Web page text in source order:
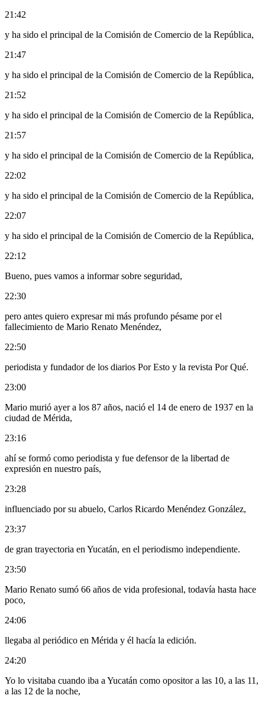
21:42
y ha sido el principal de la Comisión de Comercio de la República,
21:47
y ha sido el principal de la Comisión de Comercio de la República,
21:52
y ha sido el principal de la Comisión de Comercio de la República,
21:57
y ha sido el principal de la Comisión de Comercio de la República,
22:02
y ha sido el principal de la Comisión de Comercio de la República,
22:07
y ha sido el principal de la Comisión de Comercio de la República,
22:12
Bueno, pues vamos a informar sobre seguridad,
22:30
pero antes quiero expresar mi más profundo pésame por el
fallecimiento de Mario Renato Menéndez,
22:50
periodista y fundador de los diarios Por Esto y la revista Por Qué.
23:00
Mario murió ayer a los 87 años, nació el 14 de enero de 1937 en la
ciudad de Mérida,
23:16
ahí se formó como periodista y fue defensor de la libertad de
expresión en nuestro país,
23:28
influenciado por su abuelo, Carlos Ricardo Menéndez González,
23:37
de gran trayectoria en Yucatán, en el periodismo independiente.
23:50
Mario Renato sumó 66 años de vida profesional, todavía hasta hace
poco,
24:06
llegaba al periódico en Mérida y él hacía la edición.
24:20
Yo lo visitaba cuando iba a Yucatán como opositor a las 10, a las 11,
a las 12 de la noche,